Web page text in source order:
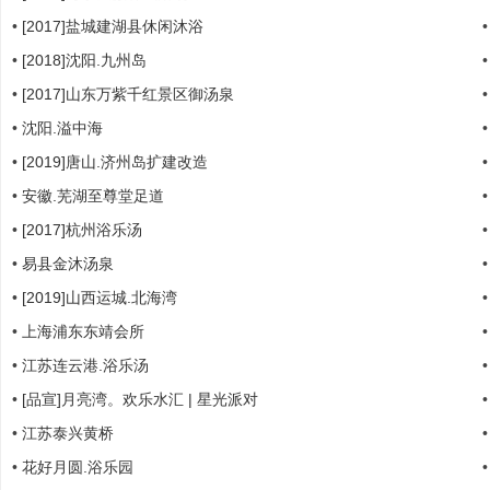
• [2017]盐城建湖县休闲沐浴
• [2018]沈阳.九州岛
• [2017]山东万紫千红景区御汤泉
• 沈阳.溢中海
• [2019]唐山.济州岛扩建改造
• 安徽.芜湖至尊堂足道
• [2017]杭州浴乐汤
• 易县金沐汤泉
• [2019]山西运城.北海湾
•
上海浦东东靖会所
• 江苏连云港.浴乐汤
• [品宣]月亮湾。欢乐水汇 | 星光派对
• 江苏泰兴黄桥
• 花好月圆.浴乐园